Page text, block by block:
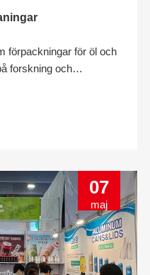
förpackningar för öl och
forskning och
07
maj